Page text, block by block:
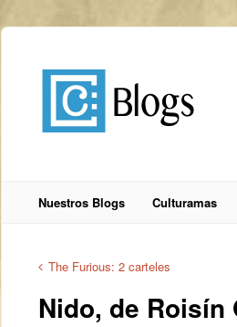
Nuestros Blogs Culturamas
The Furious: 2 carteles
Nido, de Roisín